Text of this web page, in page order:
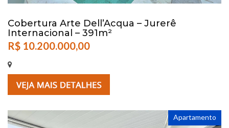
Cobertura Arte Dell’Acqua – Jurerê
Internacional – 391m²
R$ 10.200.000,00
Apartamento